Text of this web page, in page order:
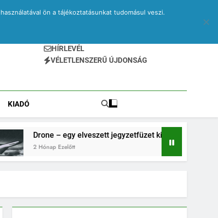
HÍRLEVÉL
VÉLETLENSZERŰ ÚJDONSÁG
KIADÓ
– egy elveszett jegyzetfüzet kitépett lapjai
Ezelőtt
ön a tájékoztatásunkat tudomásul veszi.